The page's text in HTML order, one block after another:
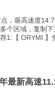
，最高速度
个区域，复制
1:【 ORYMI 】
最新高速